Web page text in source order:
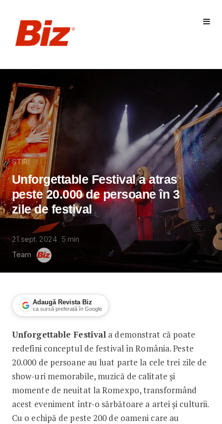
STIRI
Unforgettable Festival a atras
peste 20.000 de persoane în 3
zile de festival
21 sept. 2024 5 min
Team
Adaugă Revista Biz
ca sursă preferată în Google
Unforgettable Festival a atras peste
Unforgettable Festival a demonstrat că poate
redefini conceptul de festival în România. Peste
20.000 de persoane au luat parte la cele trei zile de
show-uri memorabile, muzică de calitate și
momente de neuitat la Romexpo, transformând
acest eveniment într-o sărbătoare a artei și culturii.
Cu o echipă de peste 200 de oameni care au